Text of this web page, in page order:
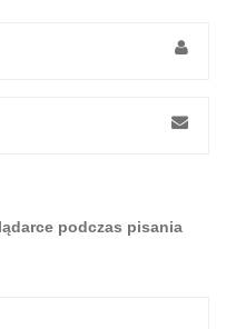
podczas pisania